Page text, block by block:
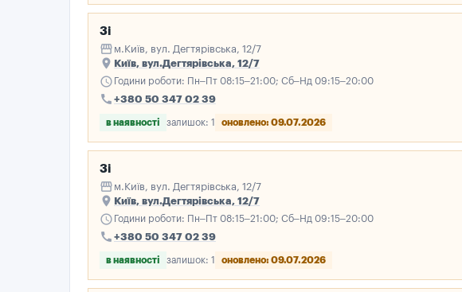
3і
storefront м.Київ, вул. Дегтярівська, 12/7
place Київ, вул.Дегтярівська, 12/7
schedule Години роботи: Пн–Пт 08:15–21:00; Сб–Нд 09:15–20:00
call +380 50 347 02 39
в наявності залишок: 1 оновлено: 09.07.2026
3і
storefront м.Київ, вул. Дегтярівська, 12/7
place Київ, вул.Дегтярівська, 12/7
schedule Години роботи: Пн–Пт 08:15–21:00; Сб–Нд 09:15–20:00
call +380 50 347 02 39
в наявності залишок: 1 оновлено: 09.07.2026